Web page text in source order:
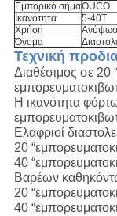
Εμπορικό σήμαOUCO
Ικανότητα
5-40T
Χρήση
Όνομα
Τεχνική
Διαθέσιμος σε 20
Η ικανότητα
Ελαφριοί
20
40
Βαρέων
20
40